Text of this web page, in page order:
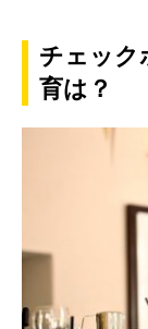
チェッ
育は？